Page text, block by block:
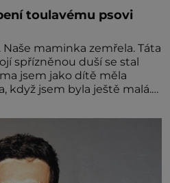
toulavému psovi
maminka zemřela. Táta
spřízněnou duší se stal
jsem jako dítě měla
když jsem byla ještě malá.
do školy u nás na
protože